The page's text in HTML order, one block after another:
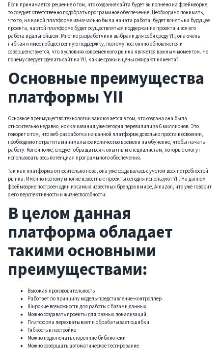
Если принимается решение о том, что создание сайта будет выполнено на фреймворке,
то следует ответственно подобрать программное обеспечение. Необходимо понимать,
что то, на какой платформе изначально была начата работа, будет влиять на будущее
проекта, на этой платформе будет осуществляться поддержание проекта и вся его
работа в дальнейшем. Многие разработчики выбрали для себя среду YII, она очень
гибкая и имеет общественную поддержку, поэтому постоянно обновляется и
совершенствуется, что в условиях современного рынка является важным моментом. Но
почему следует сделать сайт на YII, какие сроки и цены ожидают клиента?
Основные преимущества
платформы YII
Основное преимущество технологии заключается в том, что создана она была
относительно недавно, но скачивания уже сегодня перевалили за 6 миллионов. Это
говорит о том, что веб-разработка на данной платформе довольно проста в освоении,
необходимо потратить минимальное количество времени на обучение, чтобы начать
работу. Конечно же, следует обращаться к опытным специалистам, которые смогут
использовать весь потенциал программного обеспечения.
Так как платформа относительно нова, она уже создавалась с учетом всех потребностей
рынка. Именно поэтому многие известные проекты сегодня используют YII. На данном
фреймворке построен один из самых известных брендов в мире, Amazon, что уже говорит
о его перспективности и жизнеспособности.
В целом данная
платформа обладает
такими основными
преимуществами:
Высокая производительность
Работает по принципу модель-представление-контроллер
Широкие возможности для работы с базами данных
Можно создавать проекты для разных локализаций
Платформа перехватывает и обрабатывает ошибки
Гибкость в настройке
Можно подключать сторонние библиотеки
Можно совершать автоматическое тестирование